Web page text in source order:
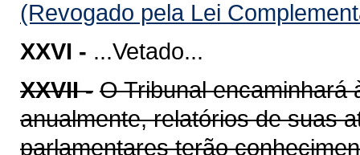
(Revogado pela Lei
XXVI - ...Vetado...
XXVII - O Tribunal encaminhará
anualmente, relatórios de suas
parlamentares terão